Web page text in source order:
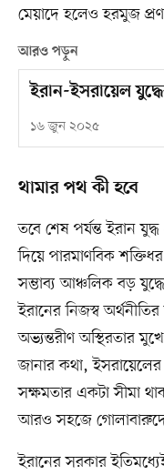
মেয়াদে হলেও হরমুজ
আরও পড়ুন
ইরান-ইসরায়েল
১৬ জুন ২০২৫
থামার পথ কী হবে
তবে শেষ পর্যন্ত ইরান
দিয়ে পারমাণবিক
সম্ভাব্য আঞ্চলিক বড়
ইরানের নিজস্ব
অভ্যন্তরীণ অস্থিরতার
জানার কথা, ইসরায়েলের
সক্ষমতার একটা সীমা
আরও সহজে
ইরানের সরকার